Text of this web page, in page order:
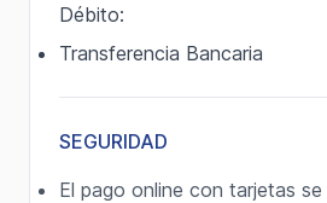
Débito:
Transferencia Bancaria
SEGURIDAD
El pago online con tarjetas